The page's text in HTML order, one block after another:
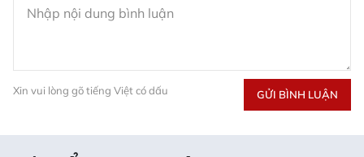
Xin vui lòng gõ tiếng Việt có dấu GỬI BÌNH LUẬN